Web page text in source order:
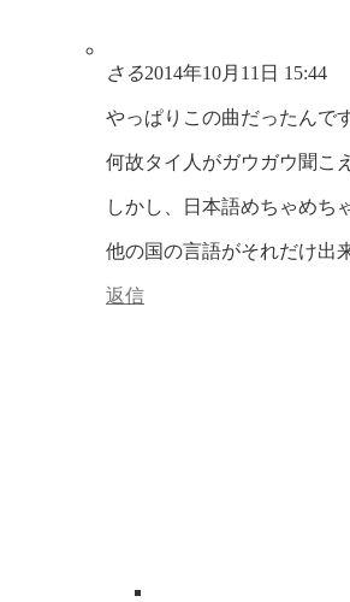
さる2014年10月11日 15:44
やっぱりこの曲だったんで
何故タイ人がガウガウ聞こ
しかし、日本語めちゃめち
他の国の言語がそれだけ出
返信